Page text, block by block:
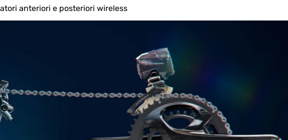
anteriori e posteriori wireless